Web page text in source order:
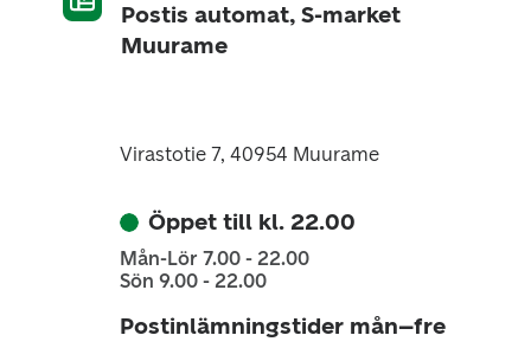
Postis automat, S-market
Muurame
Virastotie 7, 40954 Muurame
Öppet till kl. 22.00
Mån-Lör 7.00 - 22.00
Sön 9.00 - 22.00
Postinlämningstider mån–fre